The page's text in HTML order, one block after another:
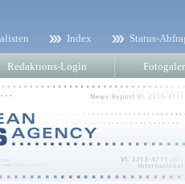
Index Status-
Redaktions-Login